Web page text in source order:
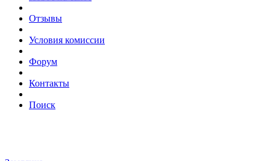
Отзывы
Условия комиссии
Форум
Контакты
Поиск